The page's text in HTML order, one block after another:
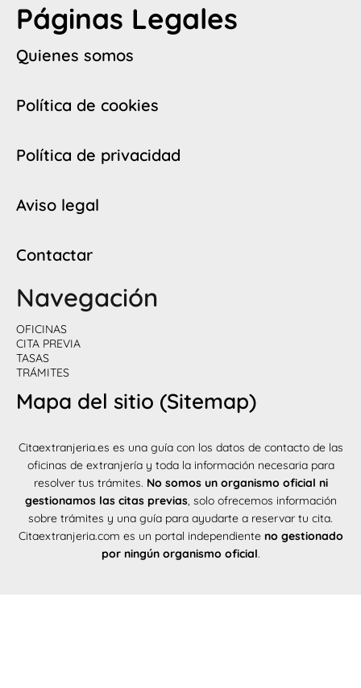
Páginas Legales
Quienes somos
Política de cookies
Política de privacidad
Aviso legal
Contactar
Navegación
OFICINAS
CITA PREVIA
TASAS
TRÁMITES
Mapa del sitio (Sitemap)
Citaextranjeria.es es una guía con los datos de contacto de las
oficinas de extranjería y toda la información necesaria para
resolver tus trámites. No somos un organismo oficial ni
gestionamos las citas previas, solo ofrecemos información
sobre trámites y una guía para ayudarte a reservar tu cita.
Citaextranjeria.com es un portal independiente no gestionado
por ningún organismo oficial.